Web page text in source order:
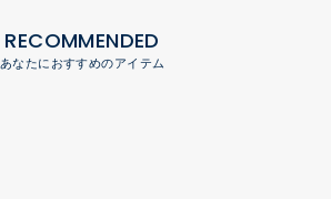
RECOMMENDED
あなたにおすすめのアイテム